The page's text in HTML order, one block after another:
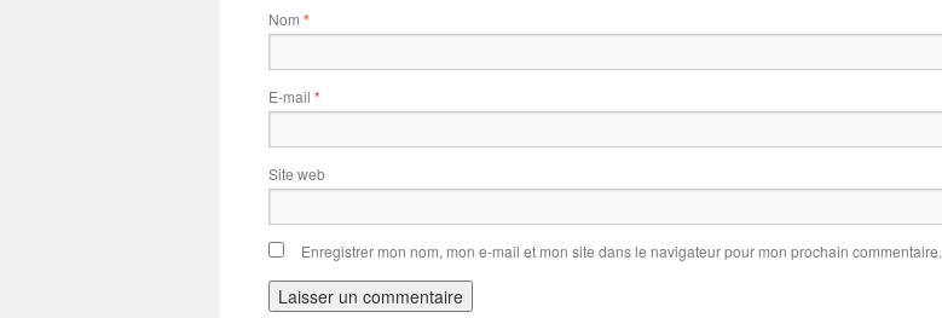
Nom *
E-mail *
Site web
Enregistrer mon nom, mon e-mail et mon site dans le navigateur pour mon prochain commentaire.